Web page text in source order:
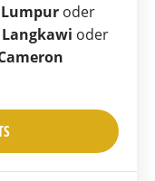
oder
Langkawi oder